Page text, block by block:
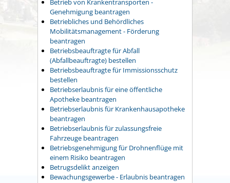
Betrieb von Krankentransporten -
Genehmigung beantragen
Betriebliches und Behördliches
Mobilitätsmanagement - Förderung
beantragen
Betriebsbeauftragte für Abfall
(Abfallbeauftragte) bestellen
Betriebsbeauftragte für Immissionsschutz
bestellen
Betriebserlaubnis für eine öffentliche
Apotheke beantragen
Betriebserlaubnis für Krankenhausapotheke
beantragen
Betriebserlaubnis für zulassungsfreie
Fahrzeuge beantragen
Betriebsgenehmigung für Drohnenflüge mit
einem Risiko beantragen
Betrugsdelikt anzeigen
Bewachungsgewerbe - Erlaubnis beantragen